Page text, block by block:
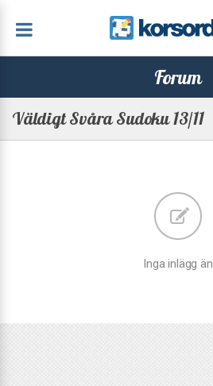
Forum
Väldigt Svåra Sudoku 13/11
Inga inlägg än